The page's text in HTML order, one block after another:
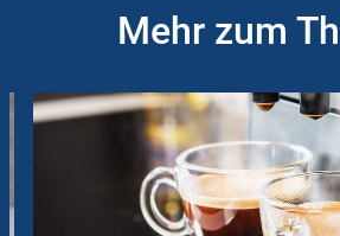
Mehr zum
Instructions